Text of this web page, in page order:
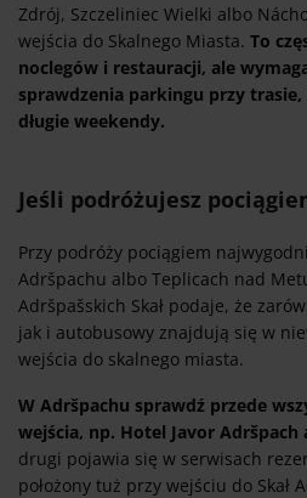
Zdrój, Szczeliniec Wielki albo
wejścia do Skalnego Miasta. To
noclegów i restauracji, ale
sprawdzenia parkingu przy trasie,
długie weekendy.
Jeśli podróżujesz
Przy podróży pociągiem
Adršpachu albo Teplicach nad
Adršpašskich Skał podaje, że
jak i autobusowy znajdują się w
wejścia do skalnego miasta.
W Adršpachu sprawdź przede
wejścia, np. Hotel Javor
drugi pojawia się w serwisach
położony tuż przy wejściu do Skał